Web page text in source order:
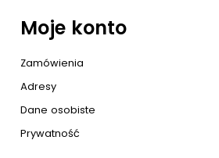
Moje konto
Zamówienia
Adresy
Dane osobiste
Prywatność